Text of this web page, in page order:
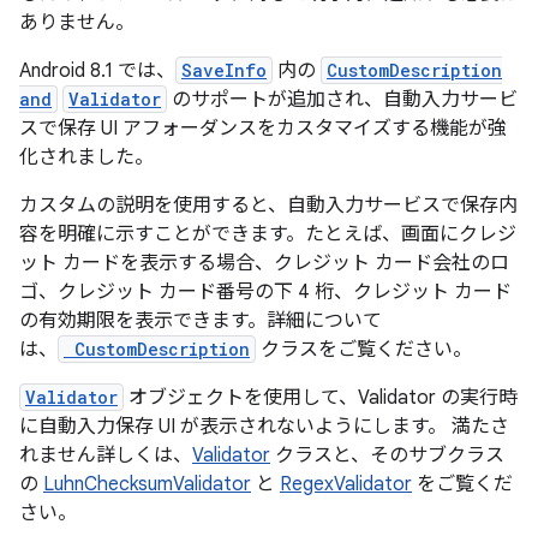
ありません。
Android 8.1 では、
SaveInfo 内の CustomDescription
and
Validator のサポートが追加され、自動入力サービ
スで保存 UI アフォーダンスをカスタマイズする機能が強
化されました。
カスタムの説明を使用すると、自動入力サービスで保存内
容を明確に示すことができます。たとえば、画面にクレジ
ット カードを表示する場合、クレジット カード会社のロ
ゴ、クレジット カード番号の下 4 桁、クレジット カード
の有効期限を表示できます。詳細について
は、
CustomDescription クラスをご覧ください。
Validator オブジェクトを使用して、Validator の実行時
に自動入力保存 UI が表示されないようにします。 満たさ
れません詳しくは、 Validator クラスと、そのサブクラス
の LuhnChecksumValidator と RegexValidator をご覧くだ
さい。